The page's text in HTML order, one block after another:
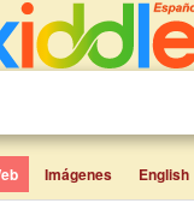
Imágenes English